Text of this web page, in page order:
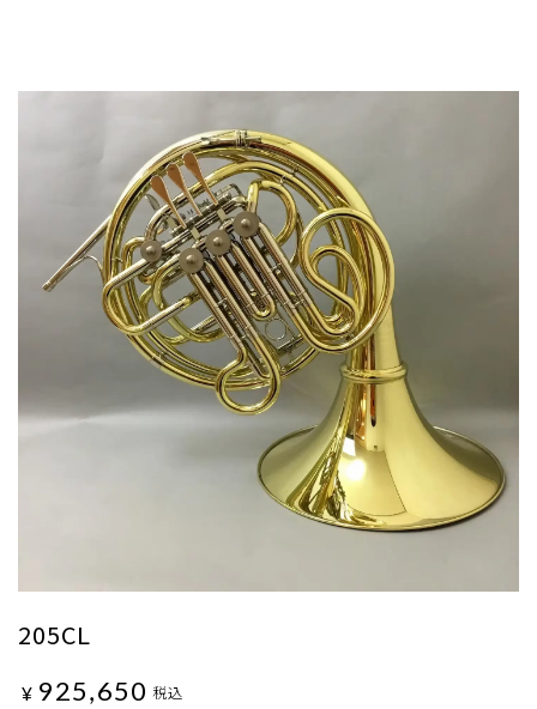
205CL
¥ 925,650 税込